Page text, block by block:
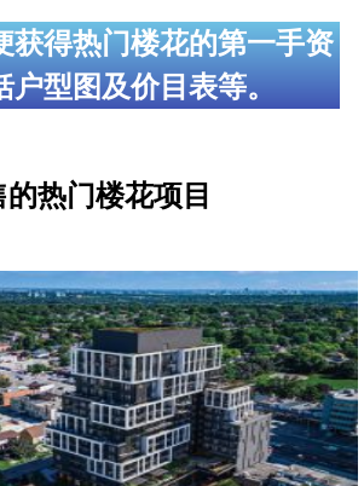
获得热门楼花的第一手资
户型图及价目表等。
热门楼花项目